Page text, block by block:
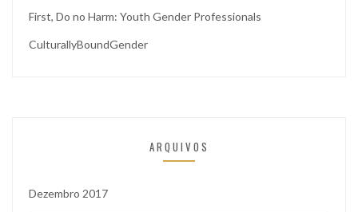
First, Do no Harm: Youth Gender Professionals
CulturallyBoundGender
ARQUIVOS
Dezembro 2017